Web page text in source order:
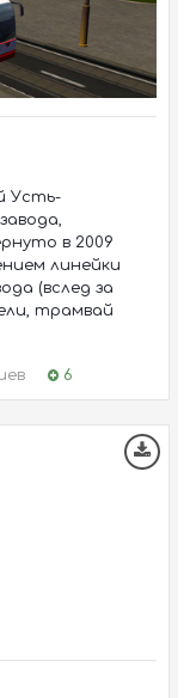
Усть-
в 2009
линейки
(вслед за
трамвай
6